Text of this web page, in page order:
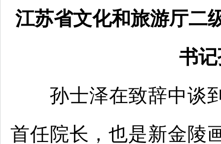
江苏省文化和旅游厅二
书
孙士泽在致辞中谈到
首任院长，也是新金陵